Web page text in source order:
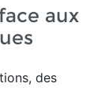
aux
des